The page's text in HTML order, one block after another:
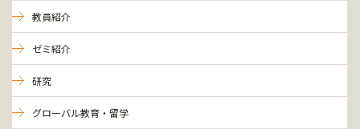
教員紹介
ゼミ紹介
研究
グローバル教育・留学